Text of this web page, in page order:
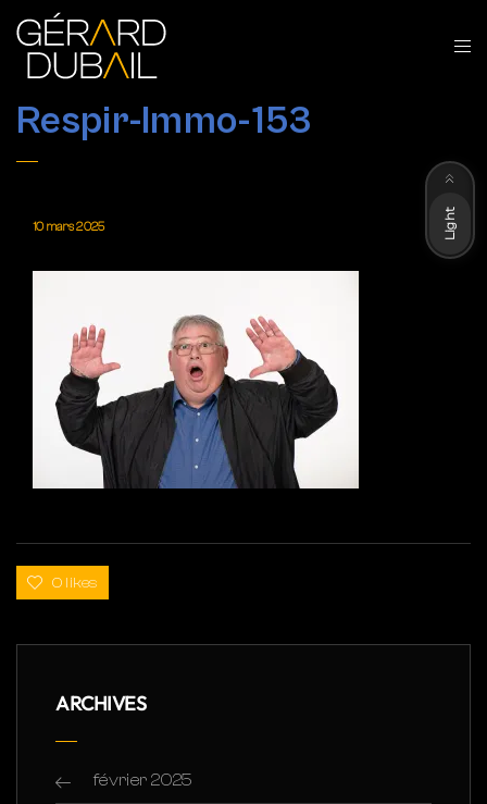
Respir-Immo-153
10 mars 2025
0 likes
ARCHIVES
février 2025
Light
Dark